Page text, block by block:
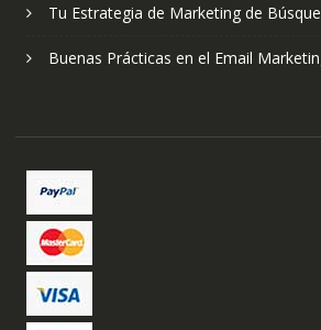
Tu Estrategia de Marketing de
Buenas Prácticas en el Email